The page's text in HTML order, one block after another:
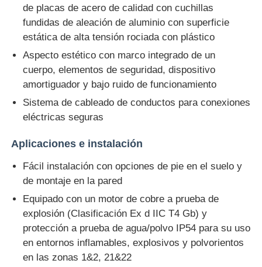
de placas de acero de calidad con cuchillas
fundidas de aleación de aluminio con superficie
estática de alta tensión rociada con plástico
Aspecto estético con marco integrado de un
cuerpo, elementos de seguridad, dispositivo
amortiguador y bajo ruido de funcionamiento
Sistema de cableado de conductos para conexiones
eléctricas seguras
Aplicaciones e instalación
Fácil instalación con opciones de pie en el suelo y
de montaje en la pared
Equipado con un motor de cobre a prueba de
explosión (Clasificación Ex d IIC T4 Gb) y
protección a prueba de agua/polvo IP54 para su uso
en entornos inflamables, explosivos y polvorientos
en las zonas 1&2, 21&22